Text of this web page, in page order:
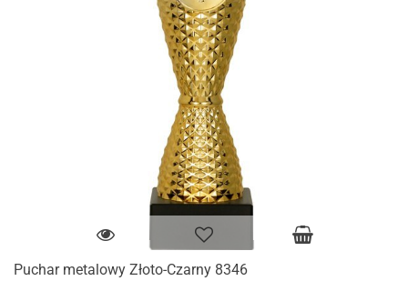
Puchar metalowy Złoto-Czarny 8346